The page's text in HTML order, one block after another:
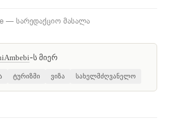
— სარედაქციო მასალა
-ს მიერ
ტურიზმი ვიზა სახელმძღვანელო